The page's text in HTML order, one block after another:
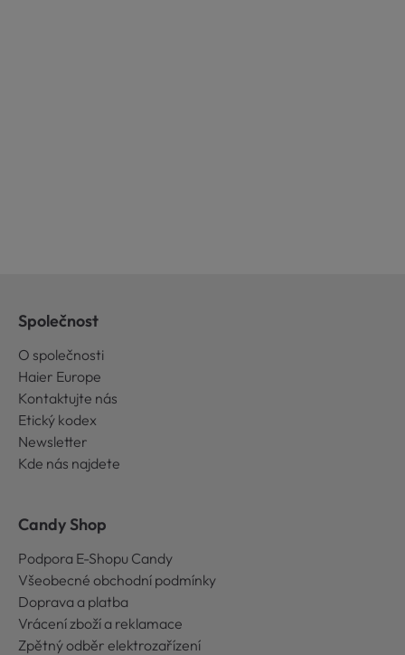
Společnost
O společnosti
Haier Europe
Kontaktujte nás
Etický kodex
Newsletter
Kde nás najdete
Candy Shop
Podpora E-Shopu Candy
Všeobecné obchodní podmínky
Doprava a platba
Vrácení zboží a reklamace
Zpětný odběr elektrozařízení